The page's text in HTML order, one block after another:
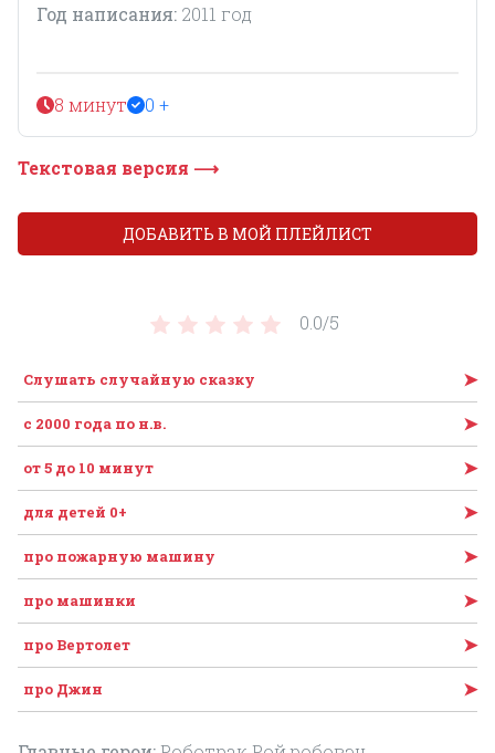
Год написания: 2011 год
8 минут 0 +
Текстовая версия ⟶
0.0/5
Слушать случайную сказку ➤
c 2000 года по н.в. ➤
от 5 до 10 минут ➤
для детей 0+ ➤
про пожарную машину ➤
про машинки ➤
про Вертолет ➤
про Джин ➤
ДОБАВИТЬ В МОЙ ПЛЕЙЛИСТ